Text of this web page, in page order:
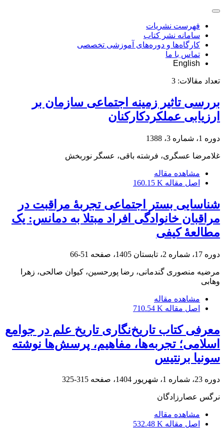
فهرست نشریات
سامانه نشر کتاب
کارگاه‌ها و دوره‌های آموزشی تخصصی
تماس با ما
English
تعداد مقالات: 3
بررسی تاثیر زمینه اجتماعی سازمان بر
ارزیابی عملکردکارکنان
دوره 1، شماره 3، 1388
غلامرضا عسگری، فرشته باقی، عسگر نوربخش
مشاهده مقاله
اصل مقاله 160.15 K
شناسایی بستر اجتماعی تجربۀ مراقبت در
مراقبان خانوادگی افراد مبتلا به دمانس: یک
مطالعۀ کیفی
دوره 17، شماره 2، تابستان 1405، صفحه 51-66
مرضیه منصوری گندمانی، رضا پورحسین، کیوان صالحی، زهرا
وهابی
مشاهده مقاله
اصل مقاله 710.54 K
معرفی کتاب تاریخ‌نگاری تاریخ علم در جوامع
اسلامی؛ تجربه‌ها، مفاهیم، پرسش‌ها نوشته
سونیا برنتیس
دوره 23، شماره 1، شهریور 1404، صفحه 315-325
نرگس عصارزادگان
مشاهده مقاله
اصل مقاله 532.48 K